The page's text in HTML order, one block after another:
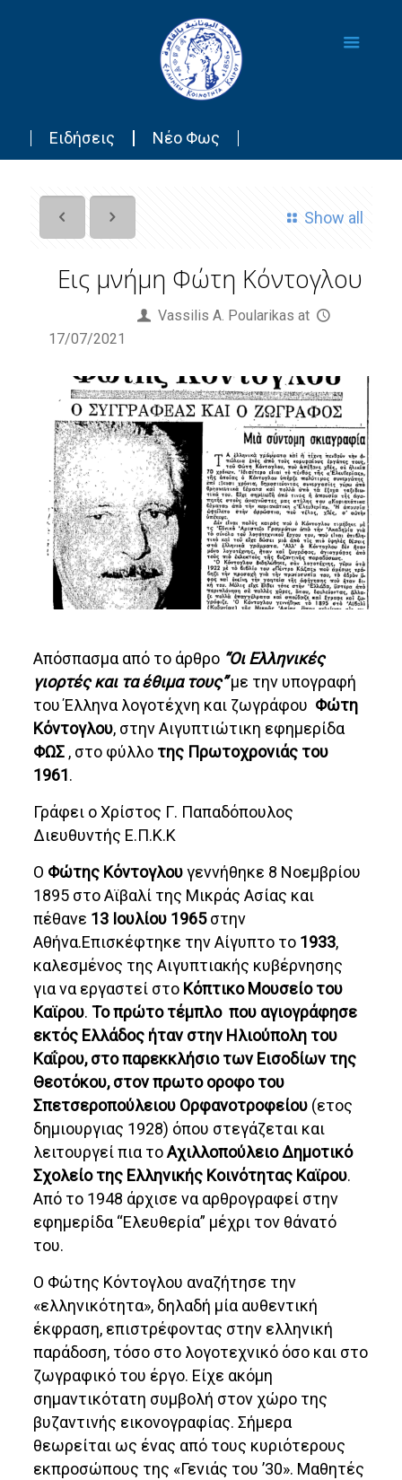
Ειδήσεις Νέο Φως
Show all
Εις μνήμη Φώτη Κόντογλου
Vassilis Α. Poularikas at
17/07/2021
Απόσπασμα από το άρθρο “Οι Ελληνικές
γιορτές και τα έθιμα τους”με την υπογραφή
του Έλληνα λογοτέχνη και ζωγράφου Φώτη
Κόντογλου, στην Αιγυπτιώτικη εφημερίδα
ΦΩΣ , στο φύλλο της Πρωτοχρονιάς του
1961.
Γράφει ο Χρίστος Γ. Παπαδόπουλος
Διευθυντής Ε.Π.Κ.Κ
Ο Φώτης Κόντογλουγεννήθηκε 8 Νοεμβρίου
1895 στο Αϊβαλί της Μικράς Ασίας και
πέθανε 13 Ιουλίου 1965στην
Αθήνα.Επισκέφτηκε την Αίγυπτο το 1933,
καλεσμένος της Αιγυπτιακής κυβέρνησης
για να εργαστεί στο Κόπτικο Μουσείο του
Καϊρου.Το πρώτο τέμπλο που αγιογράφησε
εκτός Ελλάδος ήταν στην Ηλιούπολη του
Καΐρου, στο παρεκκλήσιο των Εισοδίων της
Θεοτόκου, στον πρωτο οροφο του
Σπετσεροπούλειου Ορφανοτροφείου (ετος
δημιουργιας 1928) όπου στεγάζεται και
λειτουργεί πια τοΑχιλλοπούλειο Δημοτικό
Σχολείο της Ελληνικής Κοινότητας Καϊρου.
Από το 1948 άρχισε να αρθρογραφεί στην
εφημερίδα “Ελευθερία” μέχρι τον θάνατό
του.
Ο Φώτης Κόντογλου αναζήτησε την
«ελληνικότητα», δηλαδή μία αυθεντική
έκφραση, επιστρέφοντας στην ελληνική
παράδοση, τόσο στο λογοτεχνικό όσο και στο
ζωγραφικό του έργο. Είχε ακόμη
σημαντικότατη συμβολή στον χώρο της
βυζαντινής εικονογραφίας. Σήμερα
θεωρείται ως ένας από τους κυριότερους
εκπροσώπους της «Γενιάς του ’30». Μαθητές